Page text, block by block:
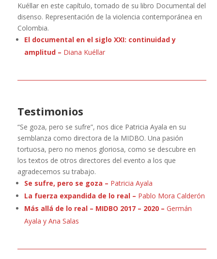
Kuéllar en este capítulo, tomado de su libro Documental del
disenso. Representación de la violencia contemporánea en
Colombia.
El documental en el siglo XXI: continuidad y
amplitud – Diana Kuéllar
Testimonios
“Se goza, pero se sufre”, nos dice Patricia Ayala en su
semblanza como directora de la MIDBO. Una pasión
tortuosa, pero no menos gloriosa, como se descubre en
los textos de otros directores del evento a los que
agradecemos su trabajo.
Se sufre, pero se goza – Patricia Ayala
La fuerza expandida de lo real – Pablo Mora Calderón
Más allá de lo real – MIDBO 2017 – 2020 –Germán
Ayala y Ana Salas